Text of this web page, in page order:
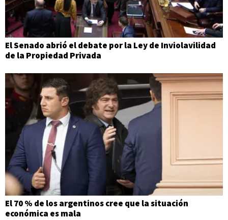
El Senado abrió el debate por la Ley de Inviolavilidad
de la Propiedad Privada
El 70 % de los argentinos cree que la situación
económica es mala